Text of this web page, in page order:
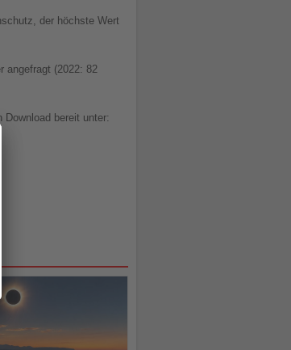
der höchste Wert
angefragt (2022: 82
bereit unter: